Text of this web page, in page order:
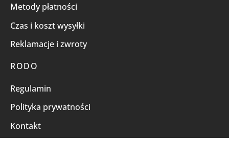
Metody płatności
Czas i koszt wysyłki
Reklamacje i zwroty
RODO
Regulamin
Polityka prywatności
Kontakt